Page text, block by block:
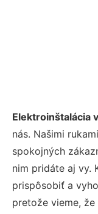
Elektroinštalácia
nás. Našimi
spokojných
nim pridáte aj vy.
prispôsobiť a
pretože vieme,